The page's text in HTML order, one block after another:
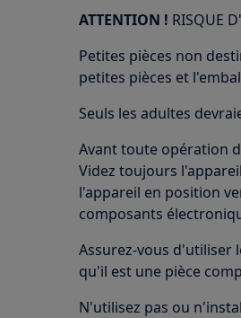
ATTENTION ! RISQUE
Petites pièces non
petites pièces et
Seuls les adultes
Avant toute opération
Videz toujours
l'appareil en position
composants
Assurez-vous d'utiliser
qu'il est une pièce
N'utilisez pas ou